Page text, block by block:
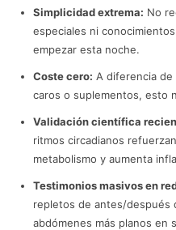
Simplicidad extrema: No
especiales ni
empezar esta noche.
Coste cero: A diferencia
caros o suplementos, esto
Validación científica
ritmos circadianos
metabolismo y aumenta
Testimonios masivos en
repletos de antes/después
abdómenes más planos en